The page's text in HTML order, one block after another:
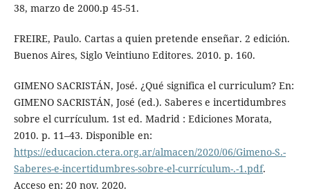
38, marzo de 2000.p 45-51.
FREIRE, Paulo. Cartas a quien pretende enseñar. 2 edición.
Buenos Aires, Siglo Veintiuno Editores. 2010. p. 160.
GIMENO SACRISTÁN, José. ¿Qué significa el curriculum? En:
GIMENO SACRISTÁN, José (ed.). Saberes e incertidumbres
sobre el currículum. 1st ed. Madrid : Ediciones Morata,
2010. p. 11–43. Disponible en:
https://educacion.ctera.org.ar/almacen/2020/06/Gimeno-S.-
Saberes-e-incertidumbres-sobre-el-currículum-.-1.pdf.
Acceso en: 20 nov. 2020.